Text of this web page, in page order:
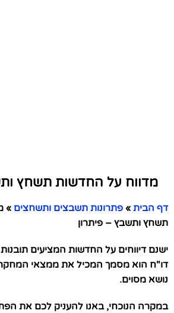
מדווח על החדשות תשחץ
דף הבית » פתרונות תשבצים ותשחצים »
תשחץ ותשבץ – פיתרון
ישנם דיווחים על החדשות המציעים תובנות
דו"ח הוא מסמך המכיל את ממצאי
נושא מסוים.
במקרה הנוכחי, באנו להעניק לכם את